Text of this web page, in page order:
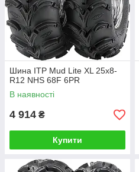
Шина ITP Mud Lite XL 25x8-
R12 NHS 68F 6PR
В наявності
4 914 ₴
Купити